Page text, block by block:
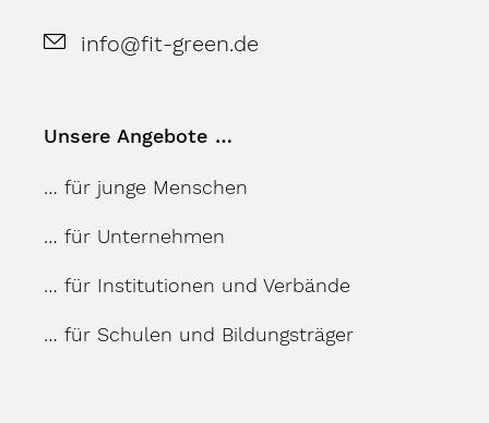
info@fit-green.de
Unsere Angebote …
… für junge Menschen
… für Unternehmen
… für Institutionen und Verbände
… für Schulen und Bildungsträger